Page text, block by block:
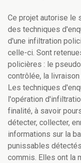
Ce projet autorise le
des techniques
d'une infiltration
celle-ci. Sont
policières : le
contrôlée, la
Les techniques
l'opération
finalité, à savoir
détecter, collecter,
informations sur la
punissables
commis. Elles ont la